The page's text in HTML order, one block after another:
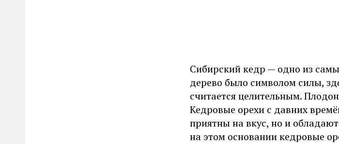
Сибирский кедр — одно из
дерево было символом силы,
считается целительным.
Кедровые орехи с давних
приятны на вкус, но и
на этом основании кедровые